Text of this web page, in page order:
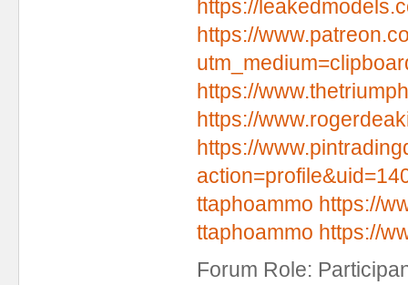
https://
https://
https://
https://
https://
ttaphoammo https://
ttaphoammo https://
Forum Role: